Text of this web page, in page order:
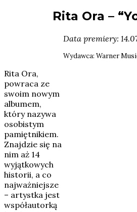
Rita Ora –
Data premiery:
Wydawca: Warner
Rita Ora,
powraca ze
swoim nowym
albumem,
który nazywa
osobistym
pamiętnikiem.
Znajdzie się na
nim aż 14
wyjątkowych
historii, a co
najważniejsze
– artystka jest
współautorką